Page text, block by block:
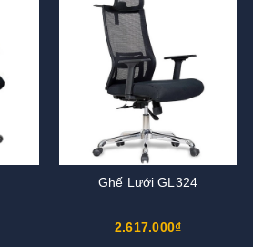
Ghế Lưới GL324
2.617.000₫